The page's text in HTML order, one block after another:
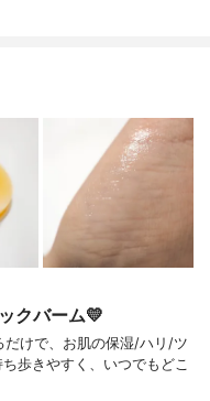
クバーム💛
だけで、お肌の保湿/ハリ/ツ
歩きやすく、いつでもどこ